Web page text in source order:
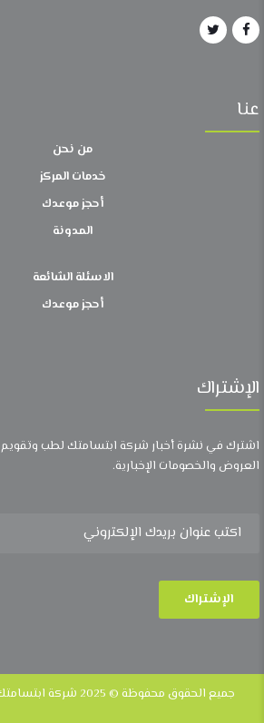
عنا
من نحن
خدمات المركز
أحجز موعدك
المدونة
الاسئلة الشائعة
أحجز موعدك
الإشتراك
اشترك في نشرة أخبار شركة ابتسامتك لطب وتقويم
العروض والخصومات الإخبارية.
جميع الحقوق محفوظة © 2025 شركة ابتسامتك لطب وتقويم الأسنان